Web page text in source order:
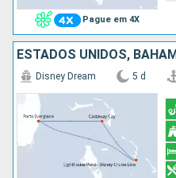
Pague em 4X
ESTADOS UNIDOS,
Disney Dream 5 d